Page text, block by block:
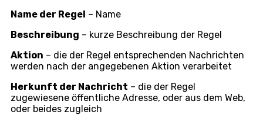
Name der Regel – Name
Beschreibung – kurze Beschreibung der Regel
Aktion – die der Regel entsprechenden Nachrichten
werden nach der angegebenen Aktion verarbeitet
Herkunft der Nachricht – die der Regel
zugewiesene öffentliche Adresse, oder aus dem Web,
oder beides zugleich